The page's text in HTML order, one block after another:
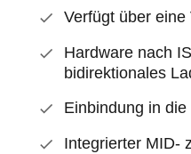
Verfügt über
Hardware nach
bidirektionales
Einbindung in
Integrierter MID-